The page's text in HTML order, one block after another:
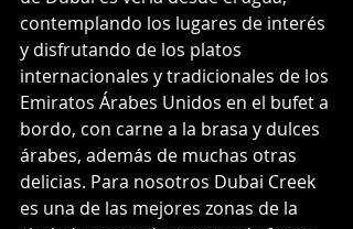
contemplando los lugares de interés
y disfrutando de los platos
internacionales y tradicionales de los
Emiratos Árabes Unidos en el bufet a
bordo, con carne a la brasa y dulces
árabes, además de muchas otras
delicias. Para nosotros Dubai Creek
es una de las mejores zonas de la